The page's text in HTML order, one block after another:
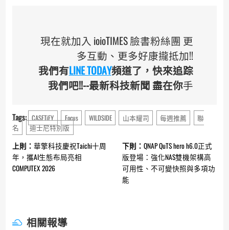
現在就加入 ioioTIMES 臉書粉絲團 更
多互動、更多好康攏抵加!!
我們有LINE TODAY頻道了，快來追踪
我們吧!!--最新科技新聞 盡在你手
Tags: CASETiFY Focus WILDSIDE 山本耀司 每週推薦
聯
名
迪士尼特別版
Continue
Reading
上則： 華擎科技慶祝Taichi十周
年，攜AI生態布局亮相
COMPUTEX 2026
下則： QNAP QuTS hero h6.0正式
版登場：強化NAS雙機架構高
可用性、不可變快照與多項功
能
相關報導